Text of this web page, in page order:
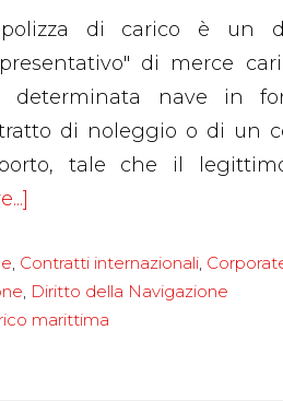
di carico è un
di merce
determinata nave in
di noleggio o di un
tale che il
polizza
di
carico
, Contratti internazionali,
, Diritto della Navigazione
marittima